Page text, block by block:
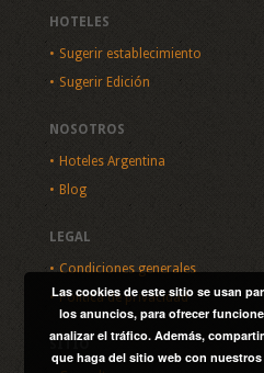
HOTELES
Sugerir establecimiento
Sugerir Edición
NOSOTROS
Hoteles Argentina
Blog
LEGAL
Condiciones generales
Política de privacidad
SITIO
Las cookies de este sitio se usan
los anuncios, para ofrecer
analizar el tráfico. Además,
que haga del sitio web con